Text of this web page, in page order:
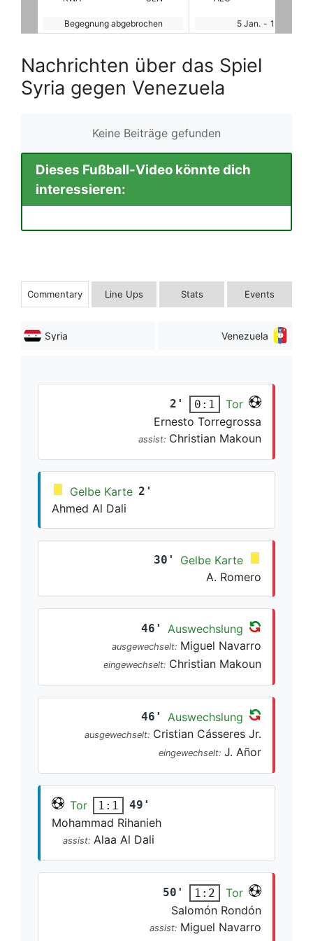
5 Jan. - 15:00 Begegnung
Nachrichten über das Spiel
Syria gegen Venezuela
Keine Beiträge gefunden
Dieses Fußball-Video könnte dich
interessieren:
Commentary Line Ups Stats Events
Syria Venezuela
2' 0:1
Tor
Ernesto Torregrossa
assist: Christian Makoun
Gelbe Karte 2'
Ahmed Al Dali
30'
Gelbe Karte
A. Romero
46' Auswechslung
ausgewechselt: Miguel Navarro
eingewechselt: Christian Makoun
46' Auswechslung
ausgewechselt: Cristian Cásseres Jr.
eingewechselt: J. Añor
Tor 1:1 49'
Mohammad Rihanieh
assist: Alaa Al Dali
50' 1:2
Tor
Salomón Rondón
assist: Miguel Navarro